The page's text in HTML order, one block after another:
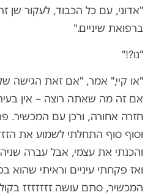
"אדוני, עם כל הכבוד, לעקור שן
ברפואת שיניים."
"נו?!"
"או קיי," אמר, "אם זאת הגישה
אם זה מה שאתה רוצה – אין
חזרה אחורה, ורכן עם המכשיר.
וסוף סוף התחלתי לשמוע את
והכנתי את עצמי, אבל עברה
ואז פקחתי עיניים וראיתי שהוא
המכשיר, סתם עושה זזזזזזז